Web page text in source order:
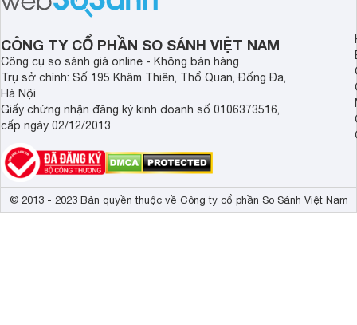
CÔNG TY CỔ PHẦN SO SÁNH VIỆT NAM
Công cụ so sánh giá online - Không bán hàng
Trụ sở chính: Số 195 Khâm Thiên, Thổ Quan, Đống Đa,
Hà Nội
Giấy chứng nhận đăng ký kinh doanh số 0106373516,
cấp ngày 02/12/2013
© 2013 - 2023 Bản quyền thuộc về Công ty cổ phần So Sánh Việt Nam